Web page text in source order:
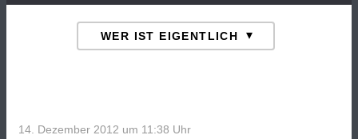
14. Dezember 2012 um 11:38 Uhr